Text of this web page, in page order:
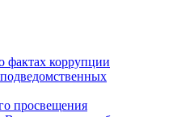
фактах коррупции
просвещения